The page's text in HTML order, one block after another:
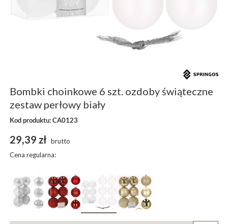
Bombki choinkowe 6 szt. ozdoby świąteczne
zestaw perłowy biały
Kod produktu: CA0123
29,39 zł brutto
Cena regularna: